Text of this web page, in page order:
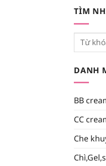
TÌM
Tìm
DANH
BB
CC
Che